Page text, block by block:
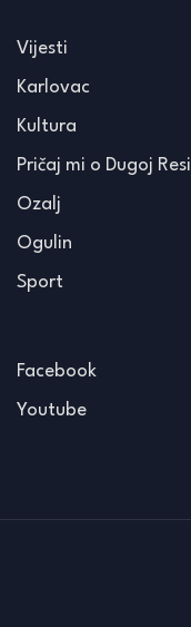
Vijesti
Karlovac
Kultura
Pričaj mi o Dugoj Resi
Ozalj
Ogulin
Sport
Facebook
Youtube